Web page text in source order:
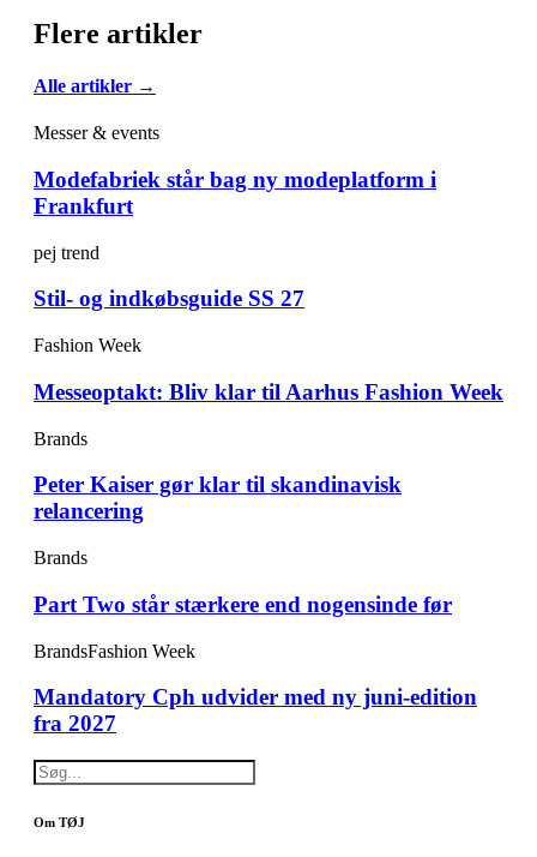
Flere artikler
Alle artikler →
Messer & events
Modefabriek står bag ny modeplatform i
Frankfurt
pej trend
Stil- og indkøbsguide SS 27
Fashion Week
Messeoptakt: Bliv klar til Aarhus Fashion Week
Brands
Peter Kaiser gør klar til skandinavisk
relancering
Brands
Part Two står stærkere end nogensinde før
BrandsFashion Week
Mandatory Cph udvider med ny juni-edition
fra 2027
Om TØJ